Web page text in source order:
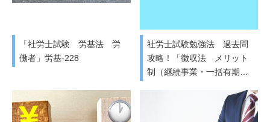
「社労士試験 労基法 労
働者」労基-228
社労士試験勉強法 過去問
攻略！「徴収法 メリット
制（継続事業・一括有期…